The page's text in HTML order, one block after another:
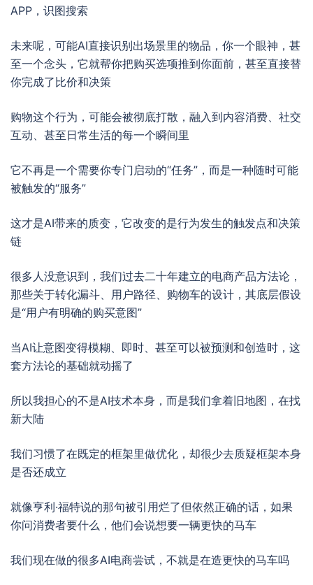
APP，识图搜索
未来呢，可能AI直接识别出场景里的物品，你一个眼神，甚
至一个念头，它就帮你把购买选项推到你面前，甚至直接替
你完成了比价和决策
购物这个行为，可能会被彻底打散，融入到内容消费、社交
互动、甚至日常生活的每一个瞬间里
它不再是一个需要你专门启动的“任务”，而是一种随时可能
被触发的“服务”
这才是AI带来的质变，它改变的是行为发生的触发点和决策
链
很多人没意识到，我们过去二十年建立的电商产品方法论，
那些关于转化漏斗、用户路径、购物车的设计，其底层假设
是“用户有明确的购买意图”
当AI让意图变得模糊、即时、甚至可以被预测和创造时，这
套方法论的基础就动摇了
所以我担心的不是AI技术本身，而是我们拿着旧地图，在找
新大陆
我们习惯了在既定的框架里做优化，却很少去质疑框架本身
是否还成立
就像亨利·福特说的那句被引用烂了但依然正确的话，如果
你问消费者要什么，他们会说想要一辆更快的马车
我们现在做的很多AI电商尝试，不就是在造更快的马车吗